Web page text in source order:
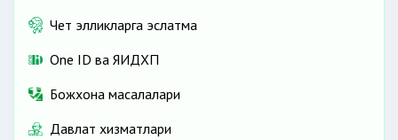
Чет элликларга эслатма
One ID ва ЯИДХП
Божхона масалалари
Давлат хизматлари